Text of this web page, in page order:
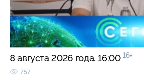
8 августа 2026 года. 16:00 16+
757